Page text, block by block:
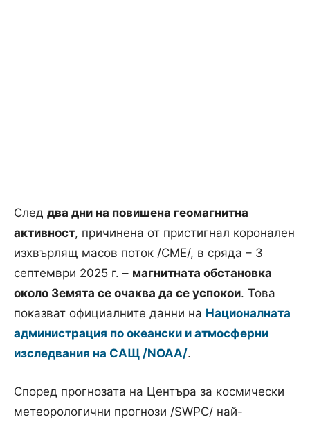
След два дни на повишена геомагнитна
активност, причинена от пристигнал коронален
изхвърлящ масов поток /CME/, в сряда – 3
септември 2025 г. – магнитната обстановка
около Земята се очаква да се успокои. Това
показват официалните данни на Националната
администрация по океански и атмосферни
изследвания на САЩ /NOAA/.
Според прогнозата на Центъра за космически
метеорологични прогнози /SWPC/ най-